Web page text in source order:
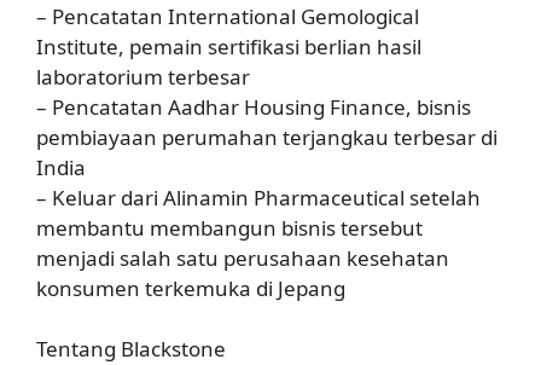
– Pencatatan International Gemological
Institute, pemain sertifikasi berlian hasil
laboratorium terbesar
– Pencatatan Aadhar Housing Finance, bisnis
pembiayaan perumahan terjangkau terbesar di
India
– Keluar dari Alinamin Pharmaceutical setelah
membantu membangun bisnis tersebut
menjadi salah satu perusahaan kesehatan
konsumen terkemuka di Jepang
Tentang Blackstone